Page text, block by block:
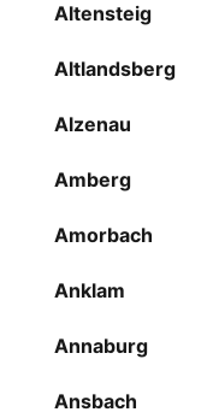
Altensteig
Altlandsberg
Alzenau
Amberg
Amorbach
Anklam
Annaburg
Ansbach